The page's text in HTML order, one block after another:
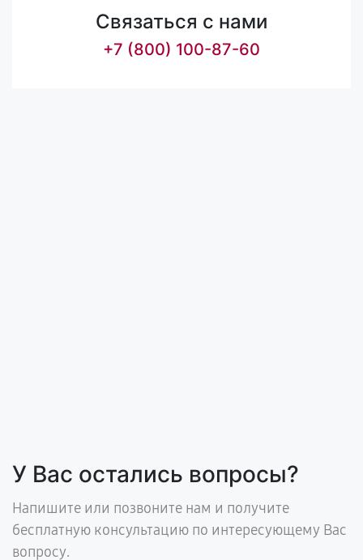
Связаться с нами
+7 (800) 100-87-60
У Вас остались вопросы?
Напишите или позвоните нам и получите
бесплатную консультацию по интересующему Вас
вопросу.